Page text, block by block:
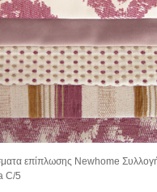
επίπλωσης Newhome
C/5